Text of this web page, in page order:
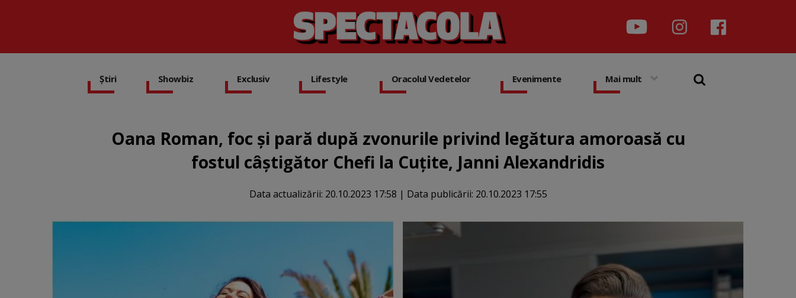
Știri Showbiz Exclusiv Lifestyle Oracolul Vedetelor Evenimente Mai mult
Oana Roman, foc și pară după zvonurile privind legătura amoroasă cu
fostul câștigător Chefi la Cuțite, Janni Alexandridis
Data actualizării: 20.10.2023 17:58 | Data publicării: 20.10.2023 17:55